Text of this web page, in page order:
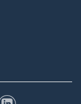
LinkedIn